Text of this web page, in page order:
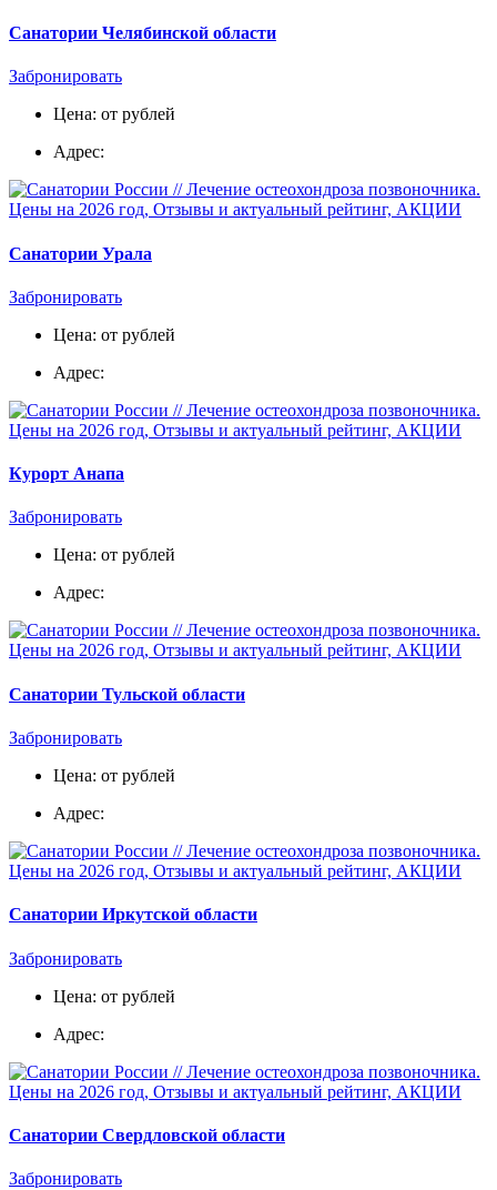
Санатории Челябинской области
Забронировать
Цена: от рублей
Адрес:
Санатории Урала
Забронировать
Цена: от рублей
Адрес:
Курорт Анапа
Забронировать
Цена: от рублей
Адрес:
Санатории Тульской области
Забронировать
Цена: от рублей
Адрес:
Санатории Иркутской области
Забронировать
Цена: от рублей
Адрес:
Санатории Свердловской области
Забронировать